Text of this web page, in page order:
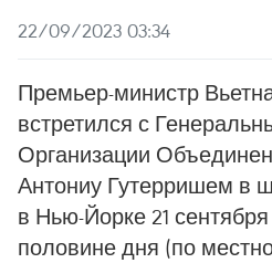
22/09/2023 03:34
Премьер-министр
встретился с
Организации
Антониу Гутерришем в
в Нью-Йорке 21
половине дня (по